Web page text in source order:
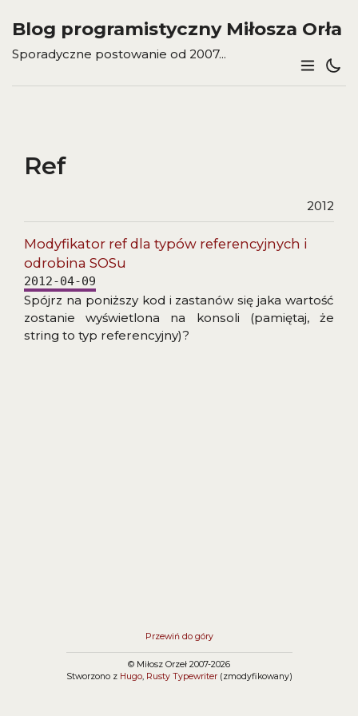
Blog programistyczny Miłosza Orła
Sporadyczne postowanie od 2007...
Ref
2012
Modyfikator ref dla typów referencyjnych i
odrobina SOSu
2012-04-09
Spójrz na poniższy kod i zastanów się jaka wartość
zostanie wyświetlona na konsoli (pamiętaj, że
string to typ referencyjny)?
Przewiń do góry
© Miłosz Orzeł 2007-2026
Stworzono z Hugo, Rusty Typewriter(zmodyfikowany)